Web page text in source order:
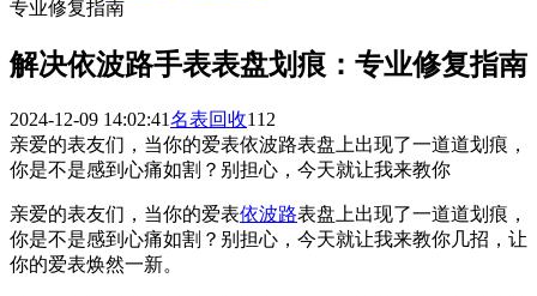
专业修复指南
解决依波路手表表盘划痕：专业修复指南
2024-12-09 14:02:41名表回收112
亲爱的表友们，当你的爱表依波路表盘上出现了一道道划痕，
你是不是感到心痛如割？别担心，今天就让我来教你
亲爱的表友们，当你的爱表依波路表盘上出现了一道道划痕，
你是不是感到心痛如割？别担心，今天就让我来教你几招，让
你的爱表焕然一新。